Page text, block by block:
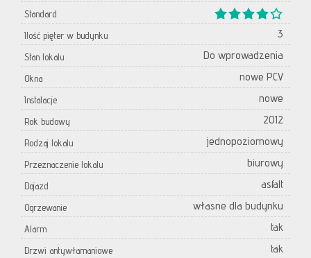
Standard
Ilość pięter w budynku
3
Stan lokalu Do wprowadzenia
Okna nowe PCV
Instalacje nowe
Rok budowy 2012
Rodzaj lokalu jednopoziomowy
Przeznaczenie lokalu biurowy
Dojazd asfalt
Ogrzewanie własne dla budynku
Alarm tak
Drzwi antywłamaniowe tak